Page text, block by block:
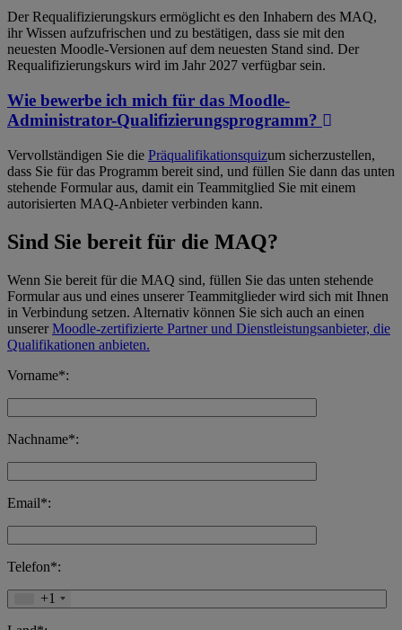
Der Requalifizierungskurs ermöglicht es den Inhabern des MAQ,
ihr Wissen aufzufrischen und zu bestätigen, dass sie mit den
neuesten Moodle-Versionen auf dem neuesten Stand sind. Der
Requalifizierungskurs wird im Jahr 2027 verfügbar sein.
Wie bewerbe ich mich für das Moodle-
Administrator-Qualifizierungsprogramm?
Vervollständigen Sie die Präqualifikationsquizum sicherzustellen,
dass Sie für das Programm bereit sind, und füllen Sie dann das unten
stehende Formular aus, damit ein Teammitglied Sie mit einem
autorisierten MAQ-Anbieter verbinden kann.
Sind Sie bereit für die MAQ?
Wenn Sie bereit für die MAQ sind, füllen Sie das unten stehende
Formular aus und eines unserer Teammitglieder wird sich mit Ihnen
in Verbindung setzen. Alternativ können Sie sich auch an einen
unsererMoodle-zertifizierte Partner und Dienstleistungsanbieter, die
Qualifikationen anbieten.
Vorname*:
Nachname*:
Email*:
Telefon*:
+1